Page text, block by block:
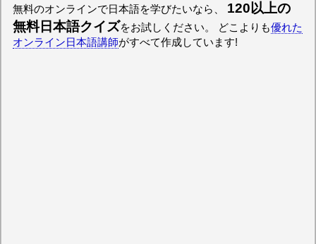
無料のオンラインで日本語を学びたいなら、 120以上の
無料日本語クイズ
をお試しください。 どこよりも優れた
オンライン日本語講師がすべて作成しています!